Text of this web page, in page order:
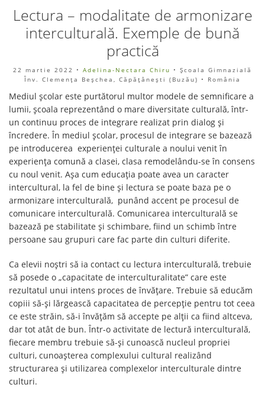
Lectura – modalitate de armonizare
interculturală. Exemple de bună
practică
22 martie 2022 • Adelina-Nectara Chiru • Școala Gimnazială
Înv. Clemența Beșchea, Căpăţâneşti (Buzău) • România
Mediul școlar este purtătorul multor modele de semnificare a
lumii, școala reprezentând o mare diversitate culturală, într-
un continuu proces de integrare realizat prin dialog şi
încredere. În mediul școlar, procesul de integrare se bazează
pe introducerea experienței culturale a noului venit în
experiența comună a clasei, clasa remodelându-se în consens
cu noul venit. Așa cum educația poate avea un caracter
intercultural, la fel de bine și lectura se poate baza pe o
armonizare interculturală, punând accent pe procesul de
comunicare interculturală. Comunicarea interculturală se
bazează pe stabilitate și schimbare, fiind un schimb între
persoane sau grupuri care fac parte din culturi diferite.
Ca elevii noștri să ia contact cu lectura interculturală, trebuie
să posede o „capacitate de interculturalitate” care este
rezultatul unui intens proces de învățare. Trebuie să educăm
copiii să-și lărgească capacitatea de percepție pentru tot ceea
ce este străin, să-i învățăm să accepte pe alții ca fiind altceva,
dar tot atât de bun. Într-o activitate de lectură interculturală,
fiecare membru trebuie să-şi cunoască nucleul propriei
culturi, cunoașterea complexului cultural realizând
structurarea şi utilizarea complexelor interculturale dintre
culturi.